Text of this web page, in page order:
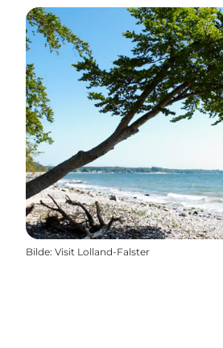
Bilde: Visit Lolland-Falster